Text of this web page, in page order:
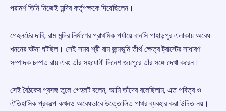
পরামর্শ তিনি নিজেই মন্দির কর্তৃপক্ষকে দিয়েছিলেন।
গেহলটের দাবি, রাম মন্দির নির্মাণের প্রাথমিক পর্যায়ে বানসি পাহাড়পুর এলাকায় অবৈধ
খননের ঘটনা ঘটছিল। সেই সময় শ্রী রাম জন্মভূমি তীর্থ ক্ষেত্র ট্রাস্টের সাধারণ
সম্পাদক চম্পত রায় এবং তাঁর সহযোগী দিনেশ জয়পুরে তাঁর সঙ্গে দেখা করেন।
সেই বৈঠকের প্রসঙ্গ তুলে গেহলট বলেন, আমি তাঁদের বলেছিলাম, এত পবিত্র ও
ঐতিহাসিক প্রকল্পে কখনও অবৈধভাবে উত্তোলিত পাথর ব্যবহার করা উচিত নয়।